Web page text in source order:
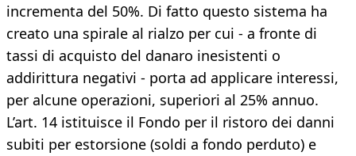
incrementa del 50%. Di fatto questo sistema ha
creato una spirale al rialzo per cui - a fronte di
tassi di acquisto del danaro inesistenti o
addirittura negativi - porta ad applicare interessi,
per alcune operazioni, superiori al 25% annuo.
L’art. 14 istituisce il Fondo per il ristoro dei danni
subiti per estorsione (soldi a fondo perduto) e